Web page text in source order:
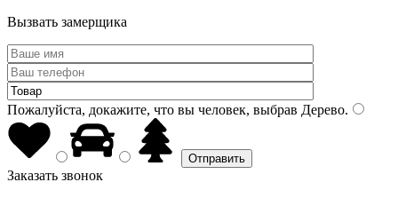
Вызвать замерщика
Пожалуйста, докажите, что вы человек, выбрав Дерево.
Заказать звонок